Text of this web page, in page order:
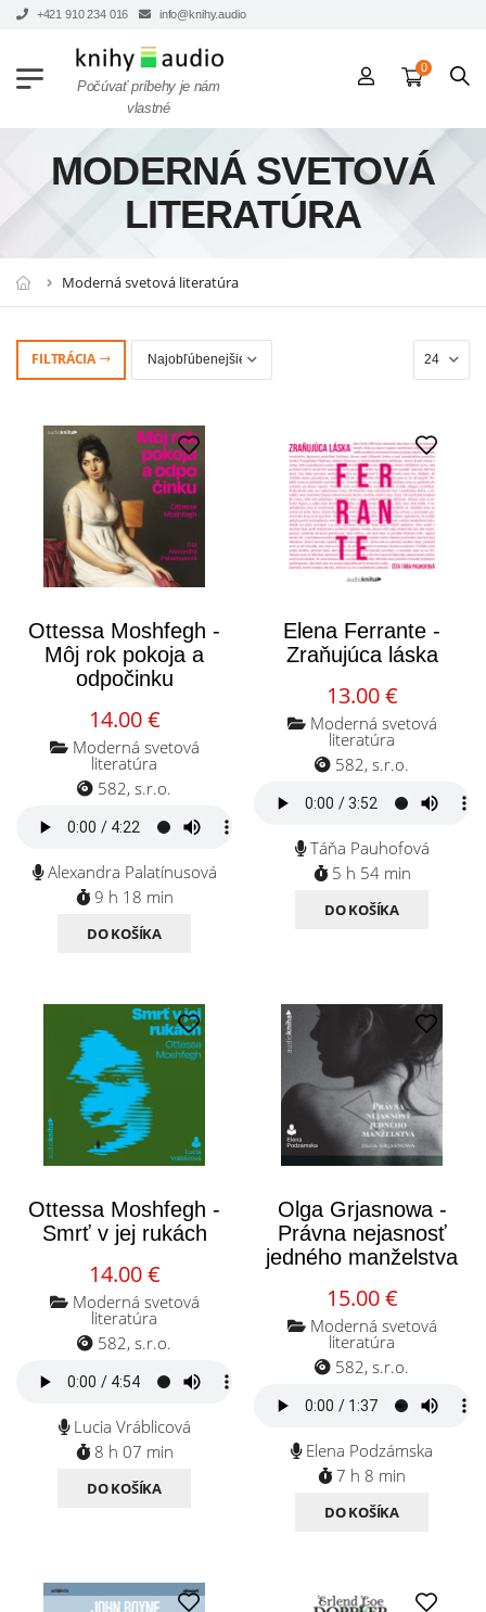
+421 910 234 016 info@knihy.audio
Počúvať príbehy je nám
vlastné
0
MODERNÁ SVETOVÁ
LITERATÚRA
Moderná svetová literatúra
FILTRÁCIA
Ottessa Moshfegh -
Môj rok pokoja a
odpočinku
14.00 €
Moderná svetová
literatúra
582, s.r.o.
Alexandra Palatínusová
9 h 18 min
DO KOŠÍKA
Elena Ferrante -
Zraňujúca láska
13.00 €
Moderná svetová
literatúra
582, s.r.o.
Táňa Pauhofová
5 h 54 min
DO KOŠÍKA
Ottessa Moshfegh -
Smrť v jej rukách
14.00 €
Moderná svetová
literatúra
582, s.r.o.
Lucia Vráblicová
8 h 07 min
DO KOŠÍKA
Olga Grjasnowa -
Právna nejasnosť
jedného manželstva
15.00 €
Moderná svetová
literatúra
582, s.r.o.
Elena Podzámska
7 h 8 min
DO KOŠÍKA